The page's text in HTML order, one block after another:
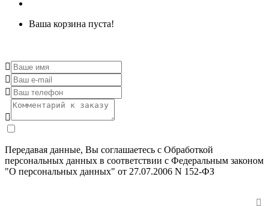
Ваша корзина пуста!
Передавая данные, Вы соглашаетесь с Обработкой
персональных данных в соответствии с Федеральным законом
"О персональных данных" от 27.07.2006 N 152-ФЗ